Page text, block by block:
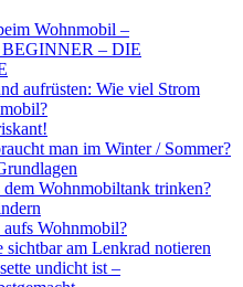
Wohnmobil –
– DIE
aufrüsten: Wie viel Strom
man im Winter / Sommer?
dem Wohnmobiltank trinken?
Wohnmobil?
am Lenkrad notieren
undicht ist –